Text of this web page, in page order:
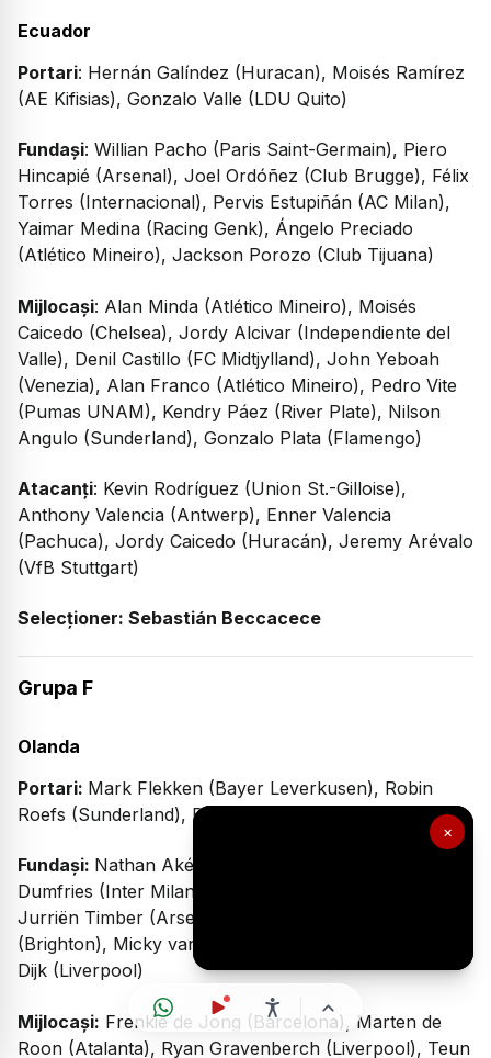
×
Ecuador
Portari: Hernán Galíndez (Huracan), Moisés Ramírez
(AE Kifisias), Gonzalo Valle (LDU Quito)
Fundași: Willian Pacho (Paris Saint-Germain), Piero
Hincapié (Arsenal), Joel Ordóñez (Club Brugge), Félix
Torres (Internacional), Pervis Estupiñán (AC Milan),
Yaimar Medina (Racing Genk), Ángelo Preciado
(Atlético Mineiro), Jackson Porozo (Club Tijuana)
Mijlocași: Alan Minda (Atlético Mineiro), Moisés
Caicedo (Chelsea), Jordy Alcivar (Independiente del
Valle), Denil Castillo (FC Midtjylland), John Yeboah
(Venezia), Alan Franco (Atlético Mineiro), Pedro Vite
(Pumas UNAM), Kendry Páez (River Plate), Nilson
Angulo (Sunderland), Gonzalo Plata (Flamengo)
Atacanți: Kevin Rodríguez (Union St.-Gilloise),
Anthony Valencia (Antwerp), Enner Valencia
(Pachuca), Jordy Caicedo (Huracán), Jeremy Arévalo
(VfB Stuttgart)
Selecționer: Sebastián Beccacece
Grupa F
Olanda
Portari: Mark Flekken (Bayer Leverkusen), Robin
Roefs (Sunderland), Bart Verbruggen (Brighton)
Fundași: Nathan Aké (Manchester City), Denzel
Dumfries (Inter Milano), Jorrel Hato (Chelsea),
Jurriën Timber (Arsenal), Jan Paul van Hecke
(Brighton), Micky van de Ven (Tottenham), Virgil van
Dijk (Liverpool)
Mijlocași: Frenkie de Jong (Barcelona), Marten de
Roon (Atalanta), Ryan Gravenberch (Liverpool), Teun